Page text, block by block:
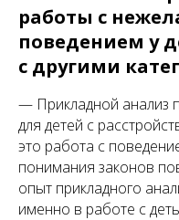
работы с
поведением у
с другими
— Прикладной анализ
для детей с
это работа с
понимания законов
опыт прикладного
именно в работе с